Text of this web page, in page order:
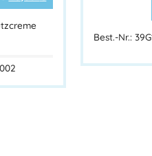
Prävention beruflich bedingten
Best.-Nr.: